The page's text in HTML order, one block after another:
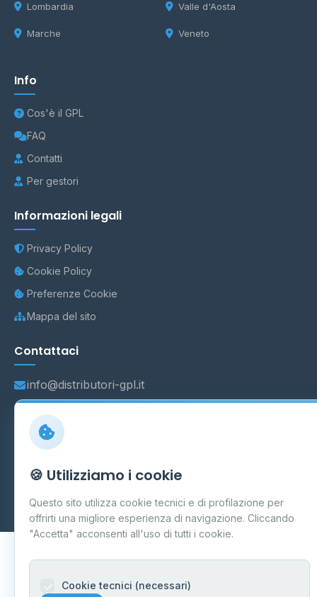
Lombardia
Marche
Valle d'Aosta
Veneto
Info
Cos'è il GPL
FAQ
Contatti
Per gestori
Informazioni legali
Privacy Policy
Cookie Policy
Preferenze Cookie
Mappa del sito
Contattaci
info@distributori-gpl.it
Carpi P.IVA 03859300364
Dati forniti da Ministero delle Imprese e del Made in Italy
Aggiornamento quotidiano
🍪 Utilizziamo i cookie
Questo sito utilizza cookie tecnici e di profilazione per
offrirti una migliore esperienza di navigazione. Cliccando
"Accetta" acconsenti all'uso di tutti i cookie.
Cookie tecnici (necessari)